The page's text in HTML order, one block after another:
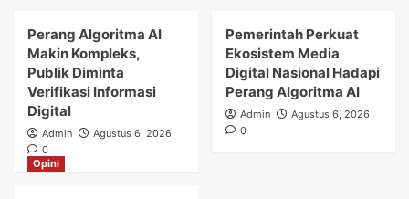
Perang Algoritma AI
Makin Kompleks,
Publik Diminta
Verifikasi Informasi
Digital
Admin
Agustus 6, 2026
0
Pemerintah Perkuat
Ekosistem Media
Digital Nasional Hadapi
Perang Algoritma AI
Admin
Agustus 6, 2026
0
Opini